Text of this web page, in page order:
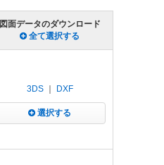
図面データのダウンロード
全て選択する
3DS｜ DXF
選択する